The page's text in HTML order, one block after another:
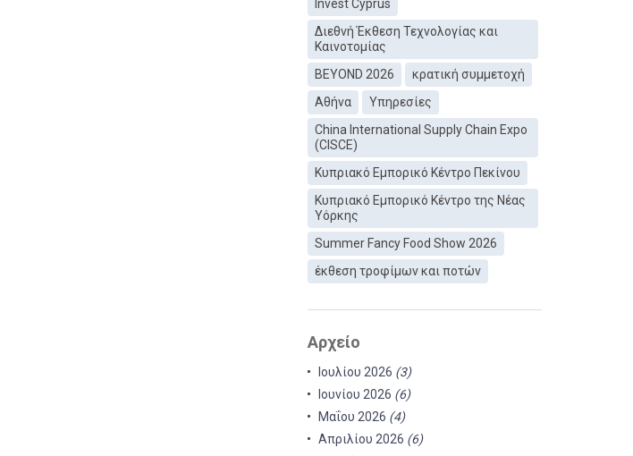
Invest Cyprus
Διεθνή Έκθεση Τεχνολογίας και
Καινοτομίας
BEYOND 2026
κρατική συμμετοχή
Αθήνα
Υπηρεσίες
China International Supply Chain Expo
(CISCE)
Κυπριακό Εμπορικό Κέντρο Πεκίνου
Κυπριακό Εμπορικό Κέντρο της Νέας
Υόρκης
Summer Fancy Food Show 2026
έκθεση τροφίμων και ποτών
Αρχείο
Ιουλίου 2026 (3)
Ιουνίου 2026 (6)
Μαΐου 2026 (4)
Απριλίου 2026 (6)